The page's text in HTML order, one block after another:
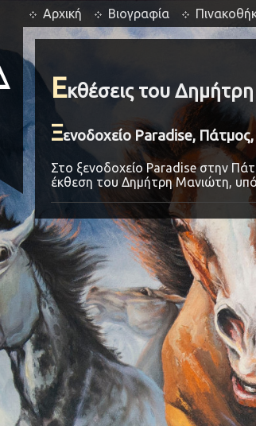
Αρχική Βιογραφία
Εκθέσεις του
Ξενοδοχείο Paradise,
Στο ξενοδοχείο Paradise στην
έκθεση του Δημήτρη Μανιώτη,